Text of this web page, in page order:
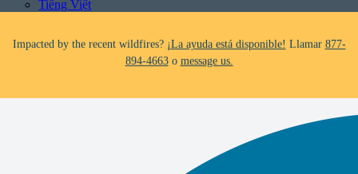
Tiếng Việt
Facing foreclosure?¡La ayuda está disponible!Llamar877-894-4663o
message us.
Be aware of scams: WHRC does not make unsolicited phone calls and will
If you receive a suspicious call claiming to be from WHRC, please contact
877-894-4663.